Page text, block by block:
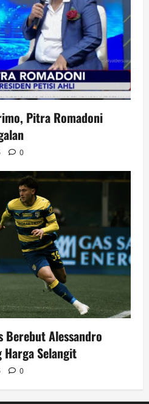
Pitra Romadoni
0
Berebut Alessandro
Harga Selangit
0